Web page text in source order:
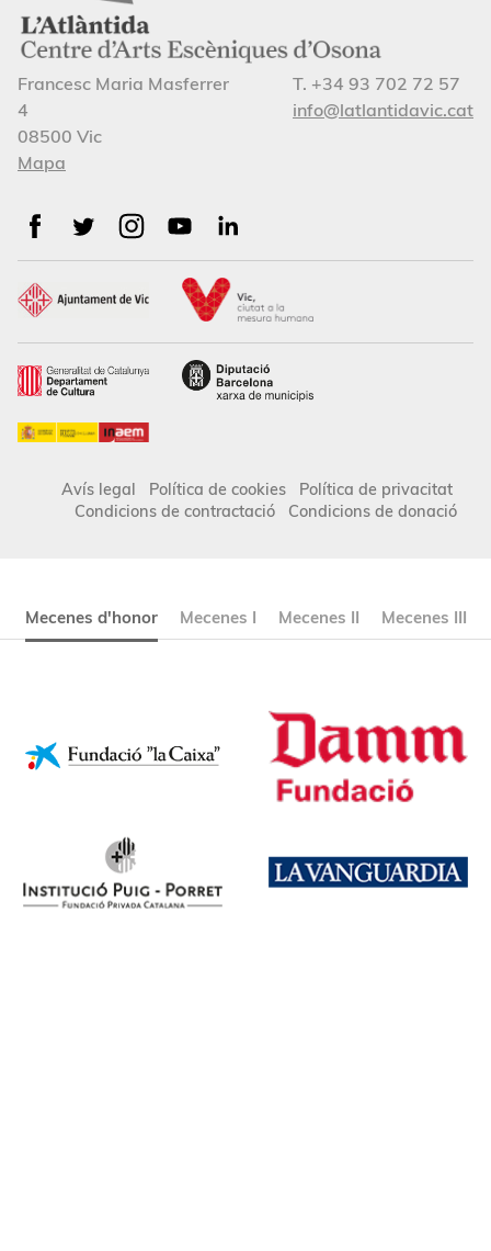
Francesc Maria Masferrer
4
08500 Vic
Mapa
T. +34 93 702 72 57
info@latlantidavic.cat
Avís legal Política de cookies
Política de privacitat
Condicions de contractació
Condicions de donació
Mecenes d'honor Mecenes I Mecenes II Mecenes III